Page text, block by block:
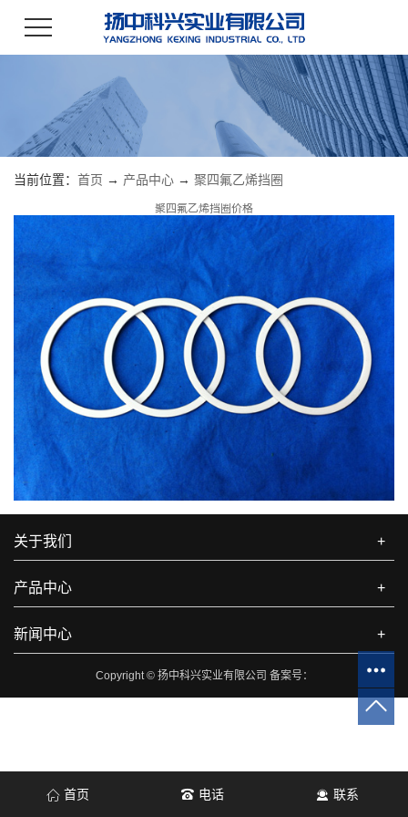
当前位置： 首页 → 产品中心 → 聚四氟乙烯挡圈
聚四氟乙烯挡圈价格
关于我们 +
产品中心 +
新闻中心 +
Copyright © 扬中科兴实业有限公司 备案号：
首页 电话 联系